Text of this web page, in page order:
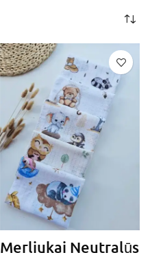
Merliukai Neutralūs